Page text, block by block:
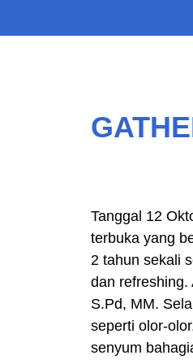
Tanggal 12
terbuka yang
2 tahun sekali
dan refreshing.
S.Pd, MM.
seperti olor-
senyum